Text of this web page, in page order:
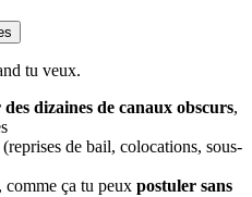
tu veux.
dizaines de canaux obscurs,
(reprises de bail, colocations, sous-
comme ça tu peux postuler sans